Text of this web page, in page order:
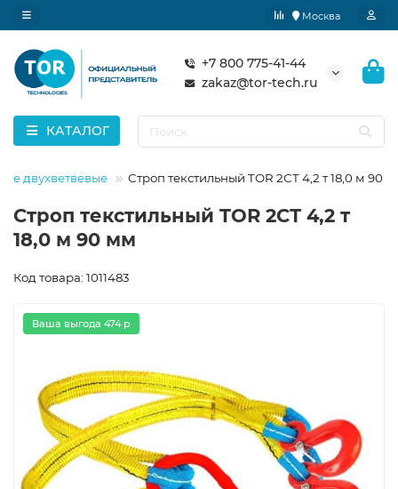
Москва
+7 800 775-41-44
zakaz@tor-tech.ru
КАТАЛОГ
двухветвевые Строп текстильный TOR 2СТ 4,2 т 18,0 м 90
Строп текстильный TOR 2СТ 4,2 т
18,0 м 90 мм
Код товара: 1011483
Ваша выгода 474 р